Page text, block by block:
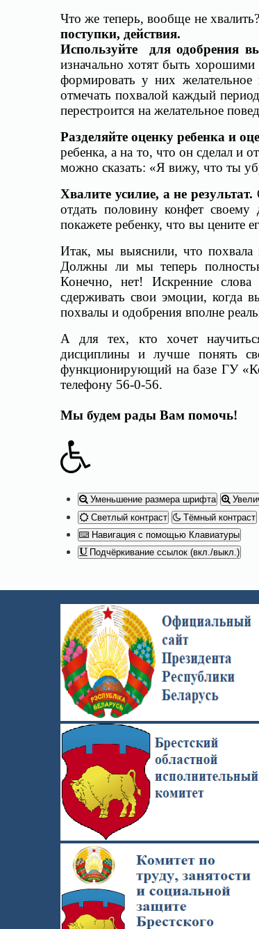
Что же теперь, вообще не
поступки, действия.
Используйте для одобрения
изначально хотят быть
формировать у них
отмечать похвалой каждый
перестроится на желательное
Разделяйте оценку ребенка и
ребенка, а на то, что он сделал и
можно сказать: «Я вижу, что ты
Хвалите усилие, а не результат.
отдать половину конфет
покажете ребенку, что вы цените
Итак, мы выяснили, что похвала
Должны ли мы теперь
Конечно, нет! Искренние
сдерживать свои эмоции, когда
похвалы и одобрения вполне
А для тех, кто хочет
дисциплины и лучше понять
функционирующий на базе ГУ
телефону 56-0-56.
Мы будем рады Вам помочь!
Уменьшение размера шрифта
Светлый контраст
Тёмный контраст
Навигация с помощью Клавиатуры
Подчёркивание ссылок (вкл./выкл.)